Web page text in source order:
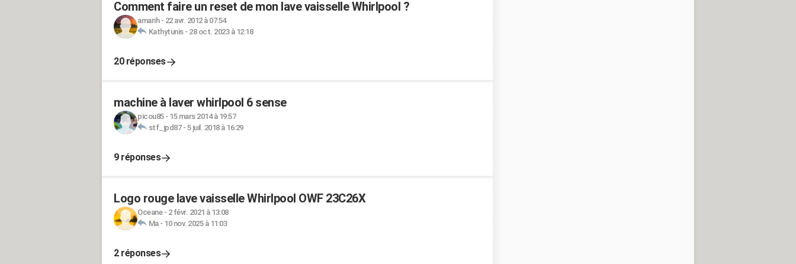
Comment faire un reset de mon lave vaisselle Whirlpool ?
amarih- 22 avr. 2012 à 07:54
Kathytunis- 28 oct. 2023 à 12:18
20 réponses
machine à laver whirlpool 6 sense
picou85- 15 mars 2014 à 19:57
stf_jpd87- 5 juil. 2018 à 16:29
9 réponses
Logo rouge lave vaisselle Whirlpool OWF 23C26X
Oceane- 2 févr. 2021 à 13:08
Ma- 10 nov. 2025 à 11:03
2 réponses